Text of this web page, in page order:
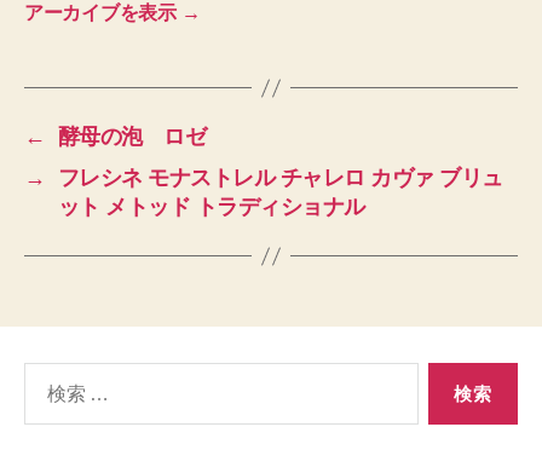
アーカイブを表示 →
←
酵母の泡 ロゼ
→
フレシネ モナストレル チャレロ カヴァ ブリュ
ット メトッド トラディショナル